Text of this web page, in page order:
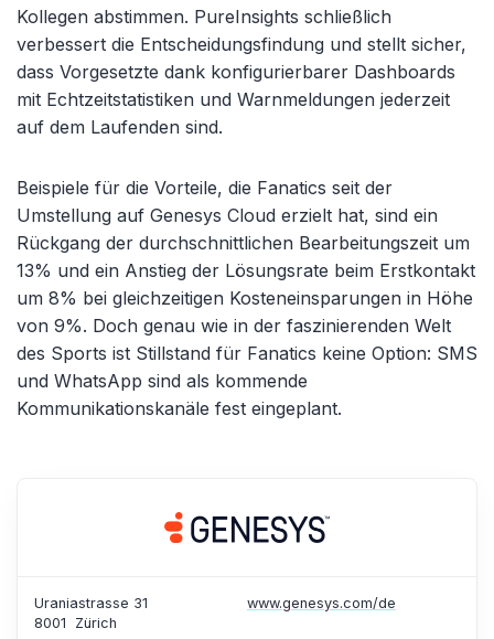
Kollegen abstimmen. PureInsights schließlich
verbessert die Entscheidungsfindung und stellt sicher,
dass Vorgesetzte dank konfigurierbarer Dashboards
mit Echtzeitstatistiken und Warnmeldungen jederzeit
auf dem Laufenden sind.
Beispiele für die Vorteile, die Fanatics seit der
Umstellung auf Genesys Cloud erzielt hat, sind ein
Rückgang der durchschnittlichen Bearbeitungszeit um
13% und ein Anstieg der Lösungsrate beim Erstkontakt
um 8% bei gleichzeitigen Kosteneinsparungen in Höhe
von 9%. Doch genau wie in der faszinierenden Welt
des Sports ist Stillstand für Fanatics keine Option: SMS
und WhatsApp sind als kommende
Kommunikationskanäle fest eingeplant.
Uraniastrasse 31
8001
Zürich
www.genesys.com/de